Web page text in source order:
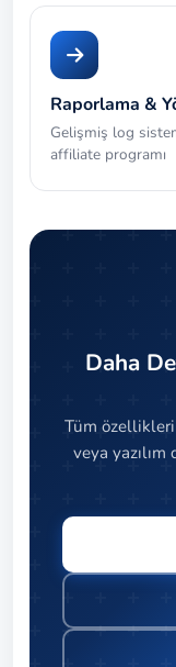
Raporlama &
Gelişmiş log
affiliate programı
Daha
Tüm
veya yazılım